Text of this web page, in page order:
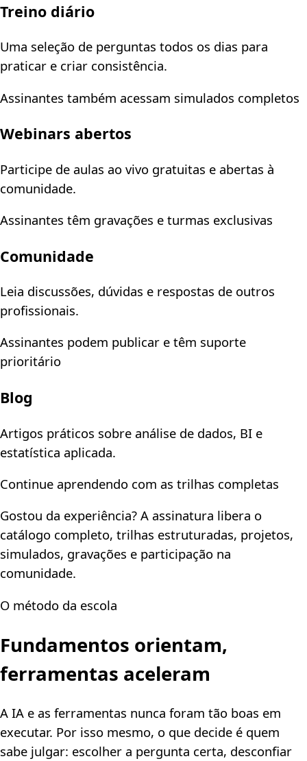
Treino diário
Uma seleção de perguntas todos os dias para
praticar e criar consistência.
Assinantes também acessam simulados completos
Webinars abertos
Participe de aulas ao vivo gratuitas e abertas à
comunidade.
Assinantes têm gravações e turmas exclusivas
Comunidade
Leia discussões, dúvidas e respostas de outros
profissionais.
Assinantes podem publicar e têm suporte
prioritário
Blog
Artigos práticos sobre análise de dados, BI e
estatística aplicada.
Continue aprendendo com as trilhas completas
Gostou da experiência? A assinatura libera o
catálogo completo, trilhas estruturadas, projetos,
simulados, gravações e participação na
comunidade.
O método da escola
Fundamentos orientam,
ferramentas aceleram
A IA e as ferramentas nunca foram tão boas em
executar. Por isso mesmo, o que decide é quem
sabe julgar: escolher a pergunta certa, desconfiar